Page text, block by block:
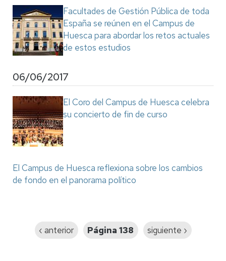
Facultades de Gestión Pública de toda
España se reúnen en el Campus de
Huesca para abordar los retos actuales
de estos estudios
06/06/2017
El Coro del Campus de Huesca celebra
su concierto de fin de curso
El Campus de Huesca reflexiona sobre los cambios
de fondo en el panorama político
Página
‹ anterior Página 138
Siguiente
siguiente ›